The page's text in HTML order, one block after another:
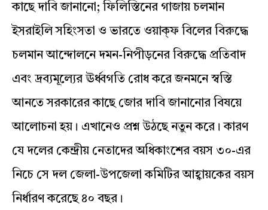
কাছে দাবি জানানো; ফিলিস্তিনের গাজায় চলমান
ইসরাইলি সহিংসতা ও ভারতে ওয়াক্‌ফ বিলের বিরুদ্ধে
চলমান আন্দোলনে দমন-নিপীড়নের বিরুদ্ধে প্রতিবাদ
এবং দ্রব্যমূল্যের ঊর্ধ্বগতি রোধ করে জনমনে স্বস্তি
আনতে সরকারের কাছে জোর দাবি জানানোর বিষয়ে
আলোচনা হয়। এখানেও প্রশ্ন উঠছে নতুন করে। কারণ
যে দলের কেন্দ্রীয় নেতাদের অধিকাংশের বয়স ৩০-এর
নিচে সে দল জেলা-উপজেলা কমিটির আহ্বায়কের বয়স
নির্ধারণ করেছে ৪০ বছর।